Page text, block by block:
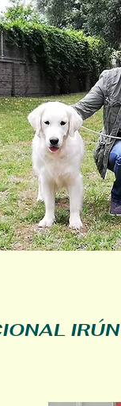
IRÚN